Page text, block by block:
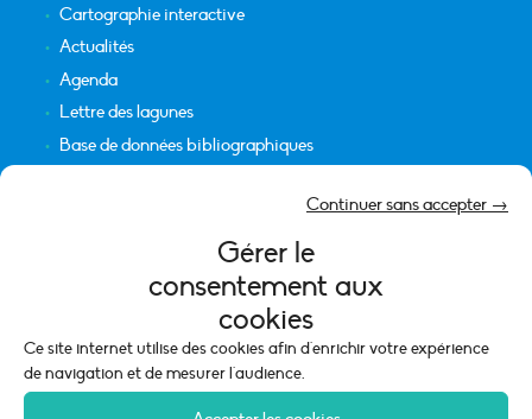
Gérer le
consentement aux
cookies
Ce site internet utilise des cookies afin d'enrichir votre expérience
de navigation et de mesurer l'audience.
Continuer sans accepter →
Cartographie interactive
Actualités
Agenda
Lettre des lagunes
Base de données bibliographiques
Mentions légales
Politique de cookies (UE)